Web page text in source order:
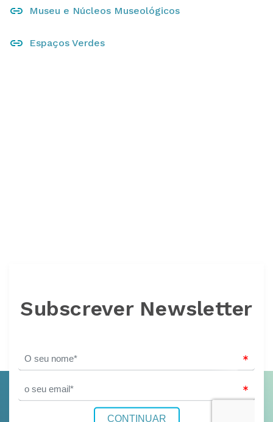
Museu e Núcleos Museológicos
Espaços Verdes
Subscrever Newsletter